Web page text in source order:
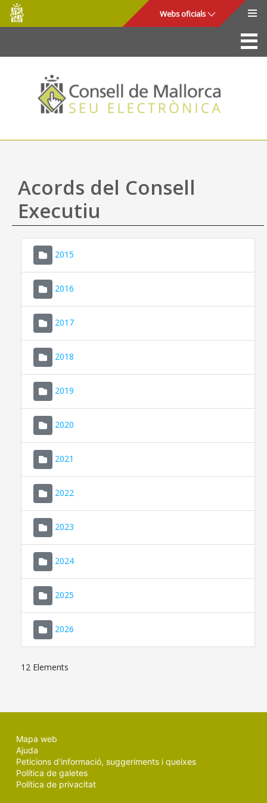
Salta al contingut principal
Consell
de
Mallorca
Webs oficials
La Seu
Consell de Mallorca
Accés i seguretat
Utilitats
Ajuda
Acords del Consell
Executiu
2015
2016
2017
2018
2019
2020
2021
2022
2023
2024
2025
2026
12 Elements
Mapa web
Ajuda
Peticions d'informació, suggeriments i queixes
Política de galetes
Política de privacitat